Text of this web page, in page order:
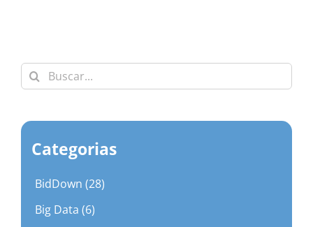
Buscar:
Categorias
BidDown (28)
Big Data (6)